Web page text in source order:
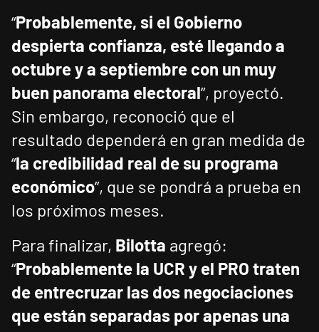
“Probablemente, si el Gobierno
despierta confianza, esté llegando a
octubre y a septiembre con un muy
buen panorama electoral”, proyectó.
Sin embargo, reconoció que el
resultado dependerá en gran medida de
“la credibilidad real de su programa
económico”, que se pondrá a prueba en
los próximos meses.
Para finalizar, Bilotta agregó:
“Probablemente la UCR y el PRO traten
de entrecruzar las dos negociaciones
que están separadas por apenas una